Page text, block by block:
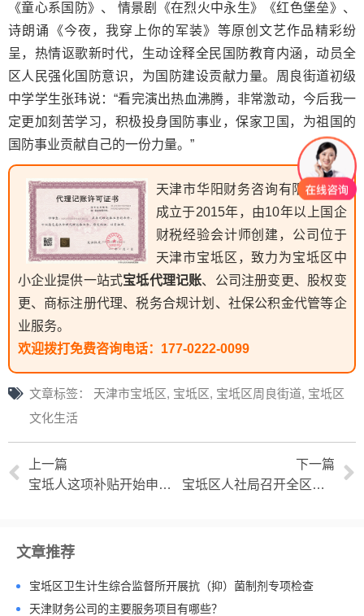
《童心系国防》、 情景剧《在烈火中永生》《红色堡垒》、
诗朗诵《今夜，我穿上你的军装》等原创文艺作品精彩纷
呈，热情讴歌新时代，生动诠释全民国防教育内涵，动员全
区人民强化国防意识，为国防建设贡献力量。周良街道初级
中学学生张玮说：“看完演出热血沸腾，非常激动，今后我一
定更加刻苦学习，积极投身国防事业，保家卫国，为祖国的
国防事业贡献自己的一份力量。”
天津市华阳财务咨询有限公司，
成立于2015年，由10年以上国企
财税经验会计师创建，公司位于
天津市宝坻区，致力为宝坻区中
小企业提供一站式宝坻代理记账、公司注册变更、股权变
更、商标注册代理、税务合规计划、社保公积金代管等企
业服务。
欢迎拨打免费咨询电话： 177-0222-0099
文章标签： 天津市宝坻区, 宝坻区, 宝坻区周良街道, 宝坻区
文化生活
上一篇
宝坻人这项补贴开始申请了 每年最高2000元
下一篇
宝坻区人社局召开全区事业单位工资业务培训会
文章推荐
宝坻区卫生计生综合监督所开展抗（抑）菌制剂专项检查
天津财务公司的主要服务项目有哪些？